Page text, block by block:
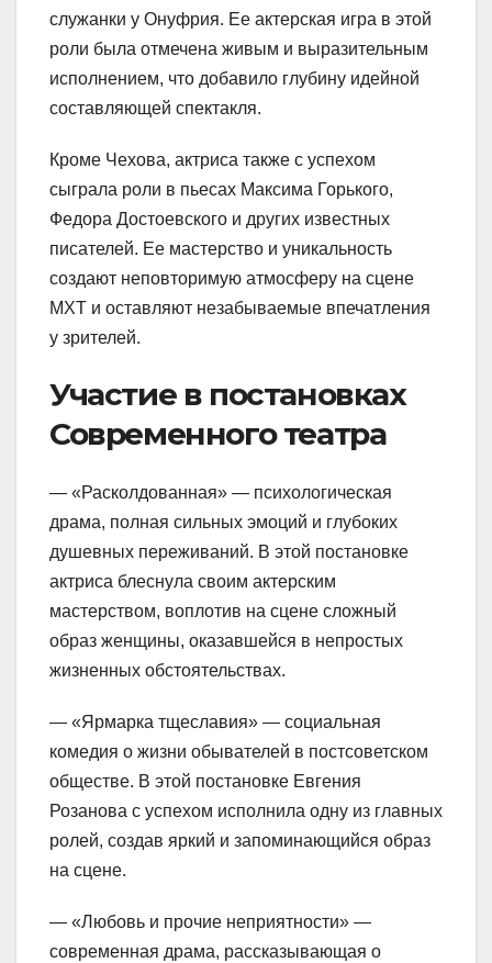
служанки у Онуфрия. Ее актерская игра в этой
роли была отмечена живым и выразительным
исполнением, что добавило глубину идейной
составляющей спектакля.
Кроме Чехова, актриса также с успехом
сыграла роли в пьесах Максима Горького,
Федора Достоевского и других известных
писателей. Ее мастерство и уникальность
создают неповторимую атмосферу на сцене
МХТ и оставляют незабываемые впечатления
у зрителей.
Участие в постановках
Современного театра
— «Расколдованная» — психологическая
драма, полная сильных эмоций и глубоких
душевных переживаний. В этой постановке
актриса блеснула своим актерским
мастерством, воплотив на сцене сложный
образ женщины, оказавшейся в непростых
жизненных обстоятельствах.
— «Ярмарка тщеславия» — социальная
комедия о жизни обывателей в постсоветском
обществе. В этой постановке Евгения
Розанова с успехом исполнила одну из главных
ролей, создав яркий и запоминающийся образ
на сцене.
— «Любовь и прочие неприятности» —
современная драма, рассказывающая о